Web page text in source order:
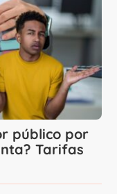
público por
Tarifas